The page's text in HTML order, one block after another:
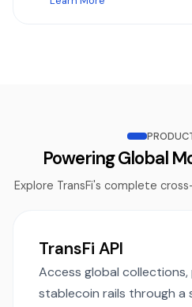
Powering Global
Explore TransFi's complete
TransFi API
Access global
stablecoin rails through a